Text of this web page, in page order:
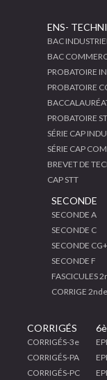
ENS-
BAC
BAC
PROBATOIRE
PROBATOIRE
PROBATOIRE
SÉRIE CAP
SÉRIE CAP
BREVET DE
CAP STT
SECONDE
SECONDE A
SECONDE C
SECONDE
SECONDE F
FASCICULES
CORRIGE
CORRIGÉS
CORRIGÉS-3e
CORRIGÉS-PA
CORRIGÉS-PC